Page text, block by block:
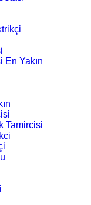
En Yakın
Tamircisi